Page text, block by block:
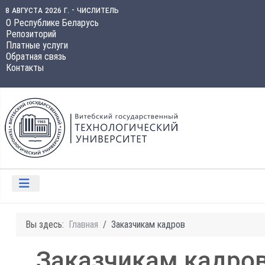
8 августа 2026 г. - числитель
О Республике Беларусь
Репозиторий
Платные услуги
Обратная связь
Контакты
Вы здесь: Главная Заказчикам кадров